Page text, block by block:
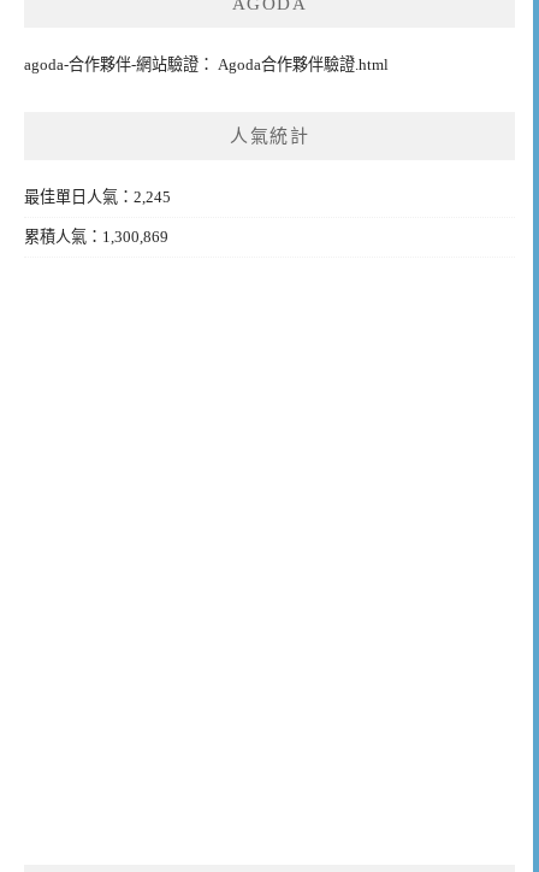
agoda-合作夥伴-網站驗證： Agoda合作夥伴驗證.html
人氣統計
最佳單日人氣：2,245
累積人氣：1,300,869